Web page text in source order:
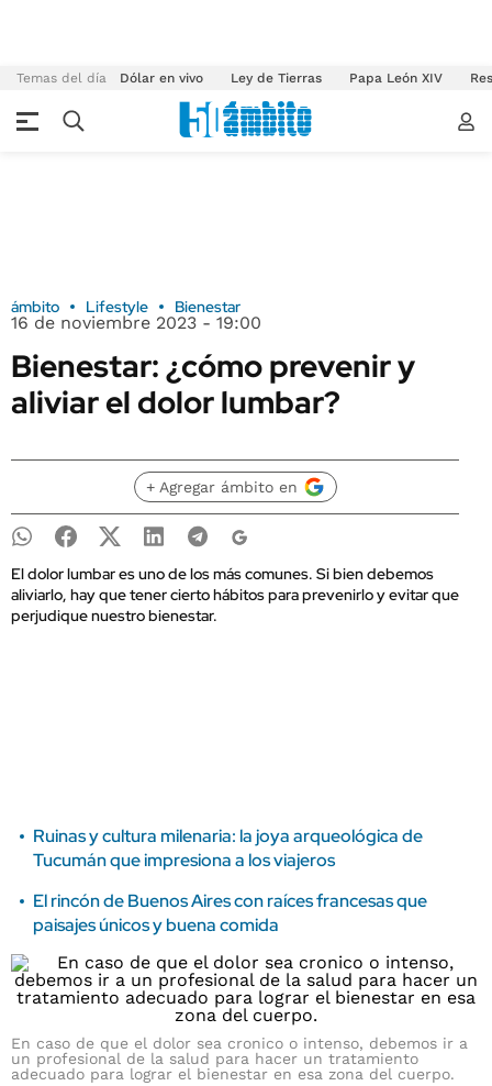
Temas del día Dólar en vivo Ley de Tierras Papa León XIV
ámbito Lifestyle Bienestar
16 de noviembre 2023 - 19:00
Bienestar: ¿cómo prevenir y
aliviar el dolor lumbar?
+ Agregar ámbito en
El dolor lumbar es uno de los más comunes. Si bien debemos
aliviarlo, hay que tener cierto hábitos para prevenirlo y evitar que
perjudique nuestro bienestar.
Ruinas y cultura milenaria: la joya arqueológica de
Tucumán que impresiona a los viajeros
El rincón de Buenos Aires con raíces francesas que
paisajes únicos y buena comida
En caso de que el dolor sea cronico o intenso, debemos ir a
un profesional de la salud para hacer un tratamiento
adecuado para lograr el bienestar en esa zona del cuerpo.